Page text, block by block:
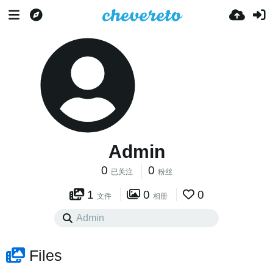
Admin
0 已关注 0 粉丝
1 文件 0 相册 0
Files